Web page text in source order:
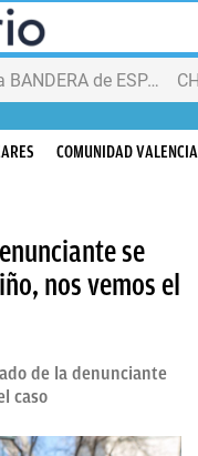
Por qué la gente pone la BANDERA de ESPAÑA en el balcón
COMUNIDAD
se
nos vemos el
de la denunciante
caso